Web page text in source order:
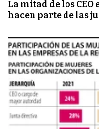
La mitad de los CEO
hacen parte de las